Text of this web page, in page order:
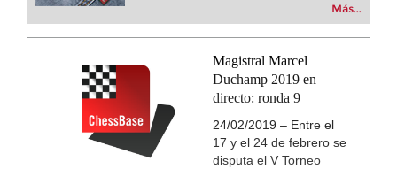
New Opening Trend
Keymer - So (C84)
Interesting Novelty
New Opening Trend
Liang - Giri (B92)
already playing at a tournament level: with
approach than ever before.
Más...
Magistral Marcel
Duchamp 2019 en
directo: ronda 9
24/02/2019 – Entre el
17 y el 24 de febrero se
disputa el V Torneo